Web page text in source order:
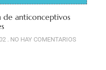
de anticonceptivos
NO HAY COMENTARIOS